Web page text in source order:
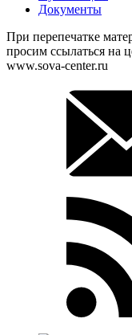
Документы
При перепечатке
просим ссылаться на
www.sova-center.ru